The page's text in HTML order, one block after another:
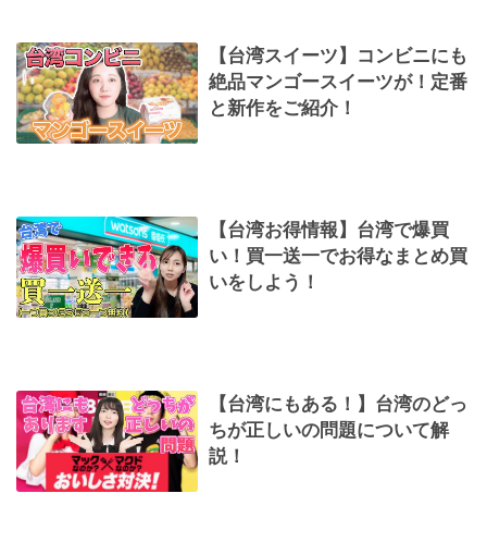
【台湾スイーツ】コンビニにも
絶品マンゴースイーツが！定番
と新作をご紹介！
【台湾お得情報】台湾で爆買
い！買一送一でお得なまとめ買
いをしよう！
【台湾にもある！】台湾のどっ
ちが正しいの問題について解
説！